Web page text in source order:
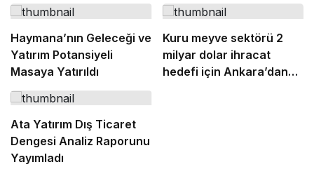
Haymana’nın Geleceği ve
Yatırım Potansiyeli
Masaya Yatırıldı
Kuru meyve sektörü 2
milyar dolar ihracat
hedefi için Ankara’dan
Ata Yatırım Dış Ticaret
Dengesi Analiz Raporunu
Yayımladı